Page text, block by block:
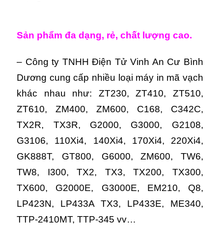
Sản phẩm đa dạng, rẻ, chất lượng cao.
– Công ty TNHH Điện Tử Vinh An Cư Bình
Dương cung cấp nhiều loại máy in mã vạch
khác nhau như: ZT230, ZT410, ZT510,
ZT610, ZM400, ZM600, C168, C342C,
TX2R, TX3R, G2000, G3000, G2108,
G3106, 110Xi4, 140Xi4, 170Xi4, 220Xi4,
GK888T, GT800, G6000, ZM600, TW6,
TW8, I300, TX2, TX3, TX200, TX300,
TX600, G2000E, G3000E, EM210, Q8,
LP423N, LP433A TX3, LP433E, ME340,
TTP-2410MT, TTP-345 vv…